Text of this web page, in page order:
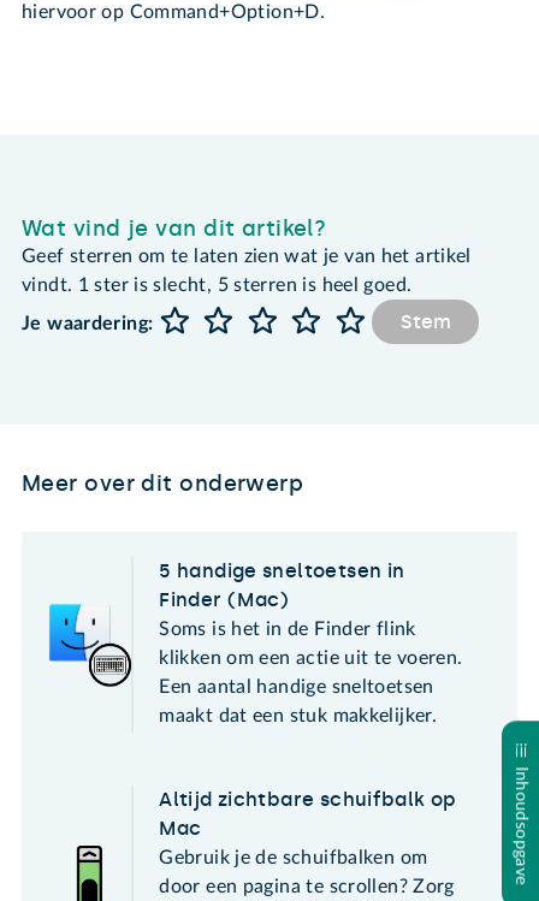
hiervoor op Command+Option+D.
Inhoudsopgave
Wat vind je van dit artikel?
Geef sterren om te laten zien wat je van het artikel
vindt. 1 ster is slecht, 5 sterren is heel goed.
Je waardering:
Stem
Meer over dit onderwerp
5 handige sneltoetsen in
Finder (Mac)
Soms is het in de Finder flink
klikken om een actie uit te voeren.
Een aantal handige sneltoetsen
maakt dat een stuk makkelijker.
Altijd zichtbare schuifbalk op
Mac
Gebruik je de schuifbalken om
door een pagina te scrollen? Zorg